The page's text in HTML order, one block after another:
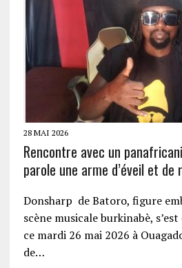
28 MAI 2026
Rencontre avec un
parole une arme d’éveil et de
Donsharp de Batoro, figure
scène musicale burkinabè,
ce mardi 26 mai 2026 à
de…